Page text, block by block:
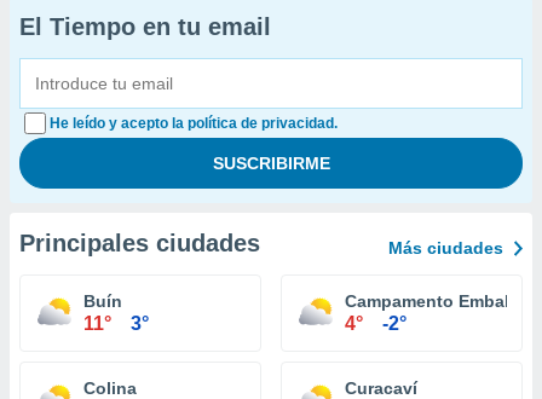
El Tiempo en tu email
He leído y acepto la política de privacidad.
Principales ciudades Más ciudades
Buín
11° 3°
Campamento Embalse
4° -2°
Colina Curacaví